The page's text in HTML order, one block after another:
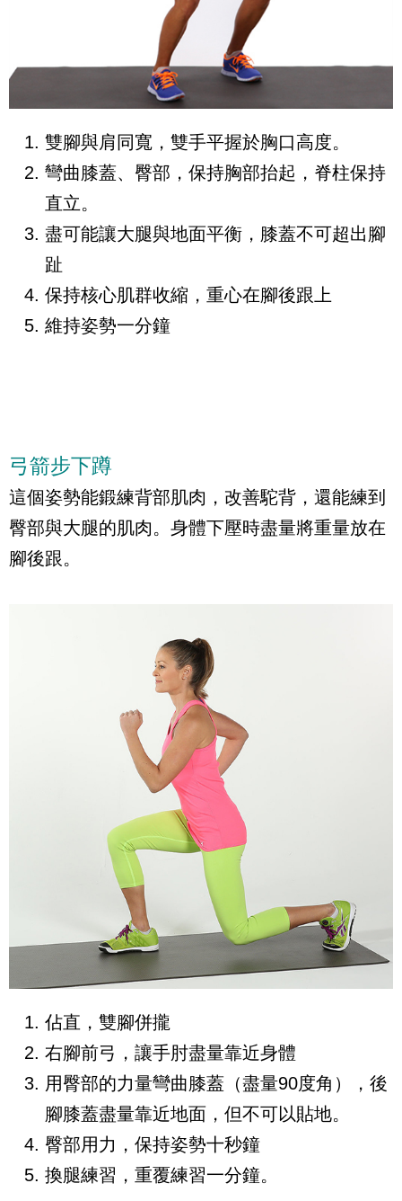
雙腳與肩同寬，雙手平握於胸口高度。
彎曲膝蓋、臀部，保持胸部抬起，脊柱保持
直立。
盡可能讓大腿與地面平衡，膝蓋不可超出腳
趾
保持核心肌群收縮，重心在腳後跟上
維持姿勢一分鐘
弓箭步下蹲
這個姿勢能鍛練背部肌肉，改善駝背，還能練到
臀部與大腿的肌肉。身體下壓時盡量將重量放在
腳後跟。
佔直，雙腳併攏
右腳前弓，讓手肘盡量靠近身體
用臀部的力量彎曲膝蓋（盡量90度角），後
腳膝蓋盡量靠近地面，但不可以貼地。
臀部用力，保持姿勢十秒鐘
換腿練習，重覆練習一分鐘。